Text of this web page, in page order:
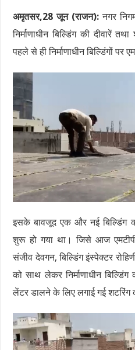
अमृतसर,28 जून (राजन): नगर
निर्माणाधीन बिल्डिंग की दीवारें
पहले से ही निर्माणाधीन बिल्डिंगों पर
इसके बावजूद एक और नई बिल्डिंग
शुरू हो गया था। जिसे आज
संजीव देवगन, बिल्डिंग इंस्पेक्टर
को साथ लेकर निर्माणाधीन
लेंटर डालने के लिए लगाई गई शटरिंग